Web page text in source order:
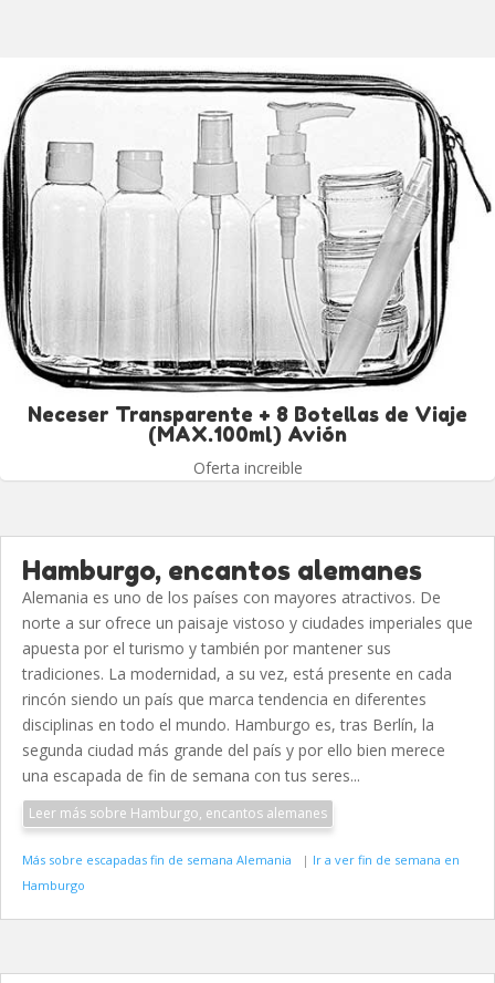
Neceser Transparente + 8 Botellas de Viaje
(MAX.100ml) Avión
Oferta increible
Hamburgo, encantos alemanes
Alemania es uno de los países con mayores atractivos. De
norte a sur ofrece un paisaje vistoso y ciudades imperiales que
apuesta por el turismo y también por mantener sus
tradiciones. La modernidad, a su vez, está presente en cada
rincón siendo un país que marca tendencia en diferentes
disciplinas en todo el mundo. Hamburgo es, tras Berlín, la
segunda ciudad más grande del país y por ello bien merece
una escapada de fin de semana con tus seres...
Leer más sobre Hamburgo, encantos alemanes
Más sobre escapadas fin de semana Alemania | Ir a ver fin de semana en
Hamburgo